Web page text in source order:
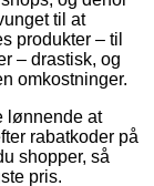
til at
produkter – til
– drastisk, og
omkostninger.
lønnende at
rabatkoder på
shopper, så
pris.